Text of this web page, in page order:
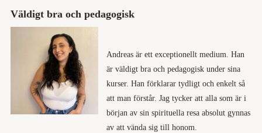
Väldigt bra och pedagogisk
Andreas är ett exceptionellt medium. Han
är väldigt bra och pedagogisk under sina
kurser. Han förklarar tydligt och enkelt så
att man förstår. Jag tycker att alla som är i
början av sin spirituella resa absolut gynnas
av att vända sig till honom.